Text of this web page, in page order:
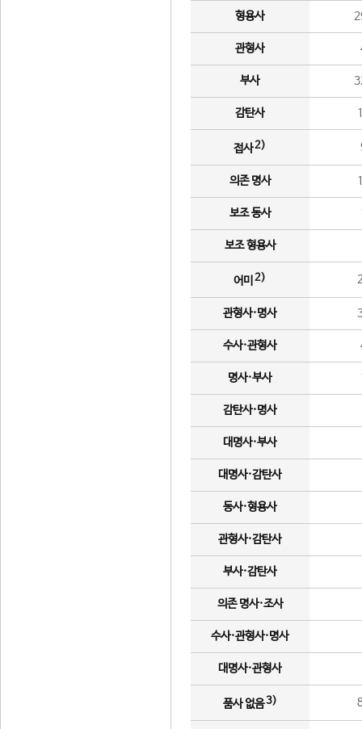
형용사
관형사
부사
감탄사
접사2)
의존 명사
보조 동사
보조 형용사
어미 2)
관형사·명사
수사·관형사
명사·부사
감탄사·명사
대명사·부사
대명사·감탄사
동사·형용사
관형사·감탄사
부사·감탄사
의존 명사·조사
수사·관형사·명사
대명사·관형사
품사 없음3)